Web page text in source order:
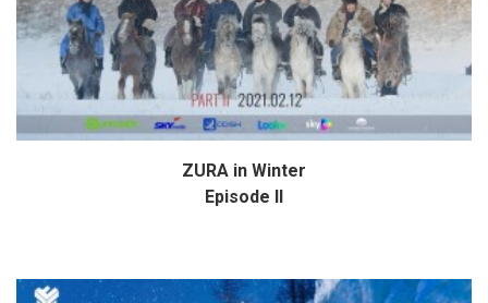
ZURA in Winter
Episode II